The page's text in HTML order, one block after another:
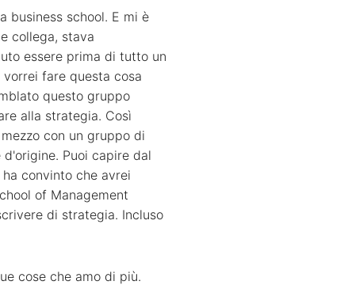
business school. E mi è
collega, stava
essere prima di tutto un
fare questa cosa
questo gruppo
alla strategia. Così
con un gruppo di
Puoi capire dal
convinto che avrei
of Management
di strategia. Incluso
cose che amo di più.